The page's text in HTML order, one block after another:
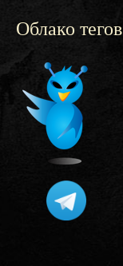
Облако тегов